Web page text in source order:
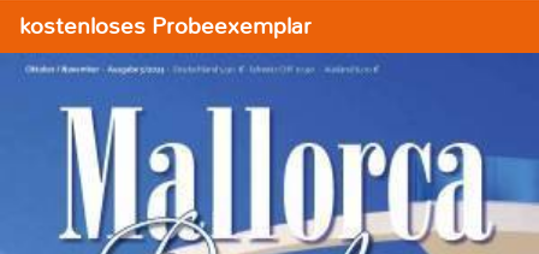
kostenloses Probeexemplar